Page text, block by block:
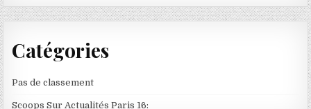
Catégories
Pas de classement
Scoops Sur Actualités Paris 16: